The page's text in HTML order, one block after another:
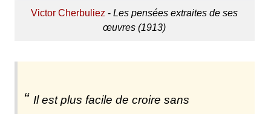
Victor Cherbuliez -Les pensées extraites de ses
œuvres (1913)
Il est plus facile de croire sans